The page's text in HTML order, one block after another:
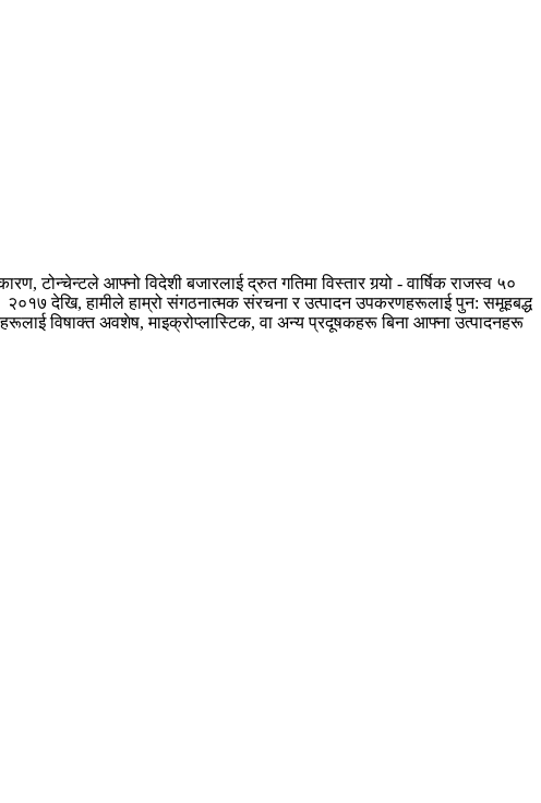
टोन्चेन्टले आफ्नो विदेशी बजारलाई द्रुत गतिमा विस्तार गर्‍यो - वार्षिक राजस्व ५०
२०१७ देखि, हामीले हाम्रो संगठनात्मक संरचना र उत्पादन उपकरणहरूलाई पुन: समूहबद्ध
विषाक्त अवशेष, माइक्रोप्लास्टिक, वा अन्य प्रदूषकहरू बिना आफ्ना उत्पादनहरू